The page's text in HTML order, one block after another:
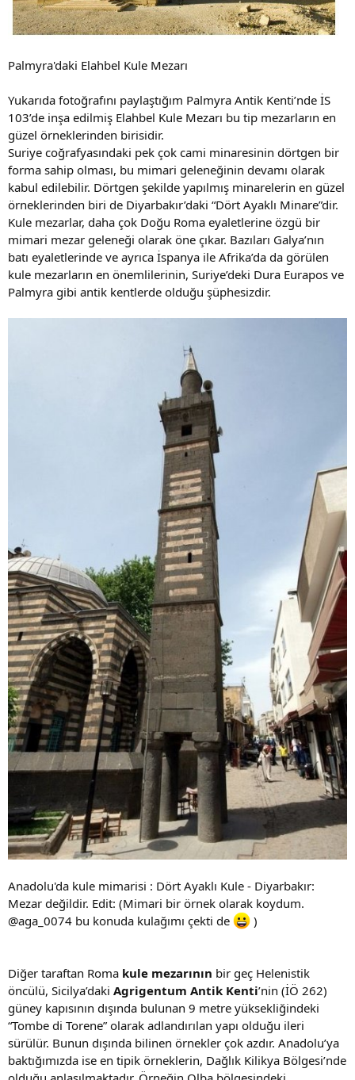
Palmyra'daki Elahbel Kule Mezarı
Yukarıda fotoğrafını paylaştığım Palmyra Antik Kenti’nde İS
103’de inşa edilmiş Elahbel Kule Mezarı bu tip mezarların en
güzel örneklerinden birisidir.
Suriye coğrafyasındaki pek çok cami minaresinin dörtgen bir
forma sahip olması, bu mimari geleneğinin devamı olarak
kabul edilebilir. Dörtgen şekilde yapılmış minarelerin en güzel
örneklerinden biri de Diyarbakır’daki “Dört Ayaklı Minare”dir.
Kule mezarlar, daha çok Doğu Roma eyaletlerine özgü bir
mimari mezar geleneği olarak öne çıkar. Bazıları Galya’nın
batı eyaletlerinde ve ayrıca İspanya ile Afrika’da da görülen
kule mezarların en önemlilerinin, Suriye’deki Dura Eurapos ve
Palmyra gibi antik kentlerde olduğu şüphesizdir.
Anadolu'da kule mimarisi : Dört Ayaklı Kule - Diyarbakır:
Mezar değildir. Edit: (Mimari bir örnek olarak koydum.
@aga_0074 bu konuda kulağımı çekti de
)
Diğer taraftan Roma kule mezarının bir geç Helenistik
öncülü, Sicilya’daki Agrigentum Antik Kenti’nin (İÖ 262)
güney kapısının dışında bulunan 9 metre yüksekliğindeki
“Tombe di Torene” olarak adlandırılan yapı olduğu ileri
sürülür. Bunun dışında bilinen örnekler çok azdır. Anadolu’ya
baktığımızda ise en tipik örneklerin, Dağlık Kilikya Bölgesi’nde